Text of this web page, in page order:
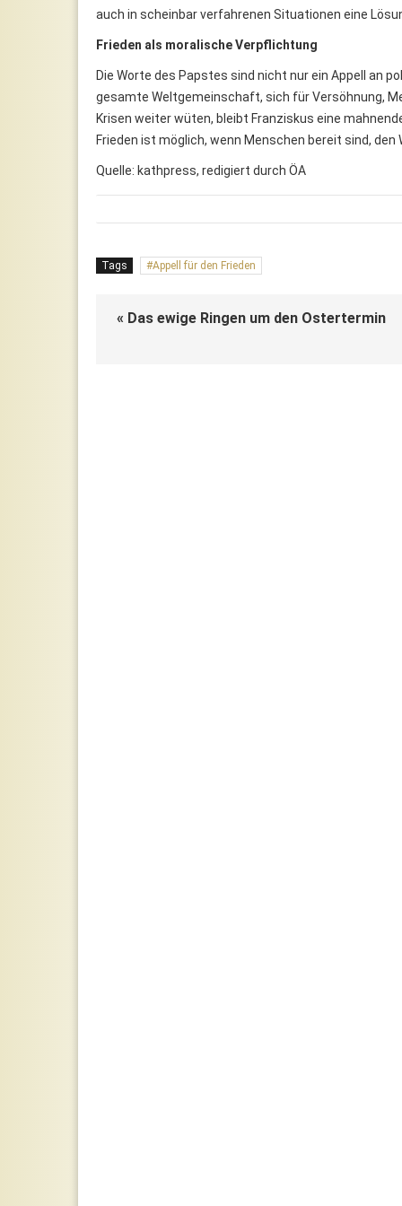
auch in scheinbar verfahrenen Situationen eine
Frieden als moralische Verpflichtung
Die Worte des Papstes sind nicht nur ein Appell an
gesamte Weltgemeinschaft, sich für Versöhnung,
Krisen weiter wüten, bleibt Franziskus eine
Frieden ist möglich, wenn Menschen bereit sind,
Quelle: kathpress, redigiert durch ÖA
Tags Appell für den Frieden
« Das ewige Ringen um den Ostertermin